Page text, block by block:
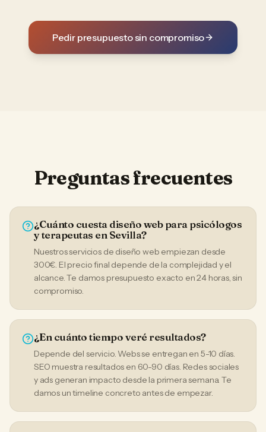
Pedir presupuesto sin compromiso
Preguntas frecuentes
¿Cuánto cuesta diseño web para psicólogos
y terapeutas en Sevilla?
Nuestros servicios de diseño web empiezan desde
300€. El precio final depende de la complejidad y el
alcance. Te damos presupuesto exacto en 24 horas, sin
compromiso.
¿En cuánto tiempo veré resultados?
Depende del servicio. Webs se entregan en 5-10 días.
SEO muestra resultados en 60-90 días. Redes sociales
y ads generan impacto desde la primera semana. Te
damos un timeline concreto antes de empezar.